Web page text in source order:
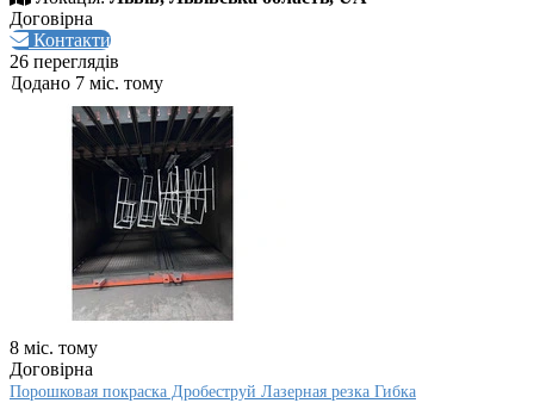
Договірна
Контакти
26 переглядів
Додано 7 міс. тому
8 міс. тому
Договірна
Порошковая покраска Дробеструй Лазерная резка Гибка